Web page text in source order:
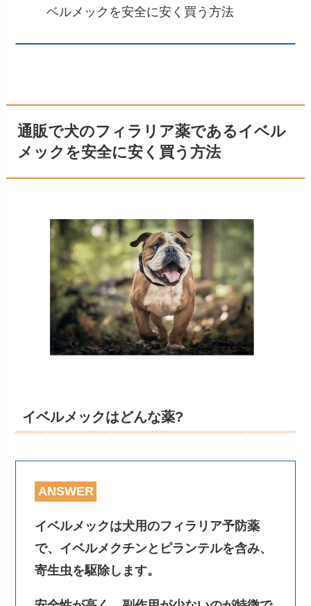
ベルメックを安全に安く買う方法
通販で犬のフィラリア薬であるイベル
メックを安全に安く買う方法
イベルメックはどんな薬?
ANSWER
イベルメックは犬用のフィラリア予防薬
で、イベルメクチンとピランテルを含み、
寄生虫を駆除します。